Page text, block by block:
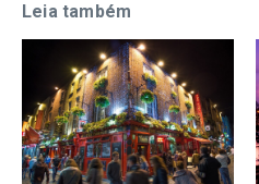
Leia também